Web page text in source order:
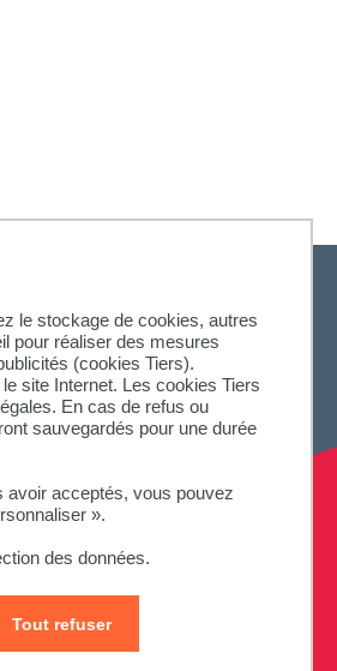
le stockage de cookies, autres
pour réaliser des mesures
(cookies Tiers).
site Internet. Les cookies Tiers
En cas de refus ou
sauvegardés pour une durée
avoir acceptés, vous pouvez
».
des données.
Tout refuser